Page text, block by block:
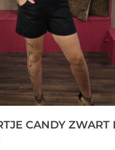
CANDY ZWART